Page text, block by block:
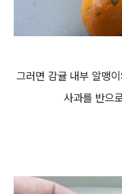
그러면 감귤 내부 알맹
사과를 반으